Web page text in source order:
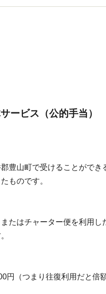
ービス（公的手当）
豊山町で受けることができ
ものです。
たはチャーター便を利用し
円（つまり往復利用だと倍